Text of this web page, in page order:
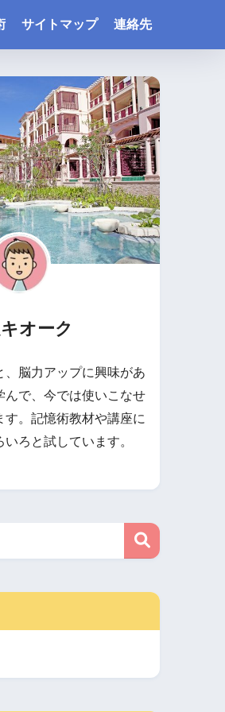
サイトマップ 連絡先
オーク
、脳力アップに興味があ
んで、今では使いこなせ
す。記憶術教材や講座に
ろと試しています。